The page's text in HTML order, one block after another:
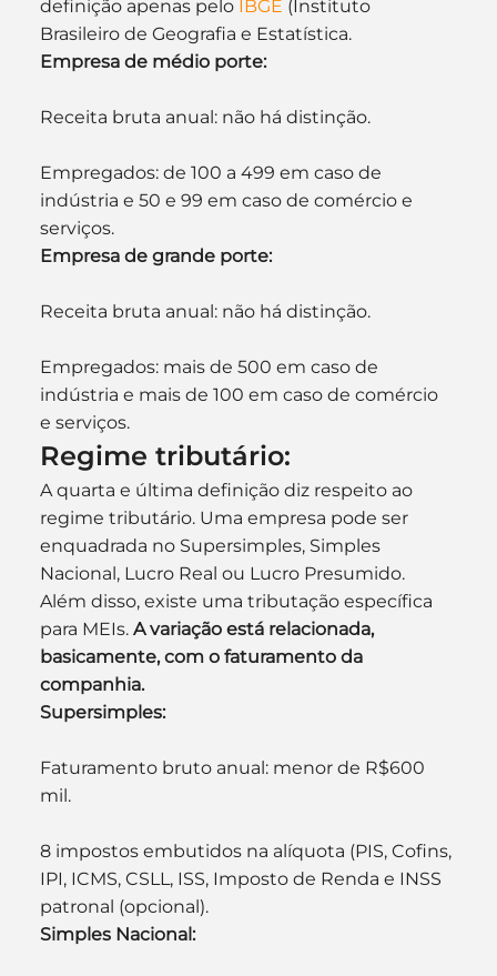
definição apenas pelo IBGE (Instituto
Brasileiro de Geografia e Estatística.
Empresa de médio porte:
Receita bruta anual: não há distinção.
Empregados: de 100 a 499 em caso de
indústria e 50 e 99 em caso de comércio e
serviços.
Empresa de grande porte:
Receita bruta anual: não há distinção.
Empregados: mais de 500 em caso de
indústria e mais de 100 em caso de comércio
e serviços.
Regime tributário:
A quarta e última definição diz respeito ao
regime tributário. Uma empresa pode ser
enquadrada no Supersimples, Simples
Nacional, Lucro Real ou Lucro Presumido.
Além disso, existe uma tributação específica
para MEIs. A variação está relacionada,
basicamente, com o faturamento da
companhia.
Supersimples:
Faturamento bruto anual: menor de R$600
mil.
8 impostos embutidos na alíquota (PIS, Cofins,
IPI, ICMS, CSLL, ISS, Imposto de Renda e INSS
patronal (opcional).
Simples Nacional: